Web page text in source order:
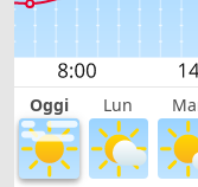
Oggi Lun